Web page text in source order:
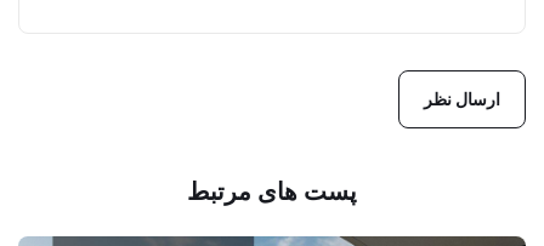
پست های مرتبط